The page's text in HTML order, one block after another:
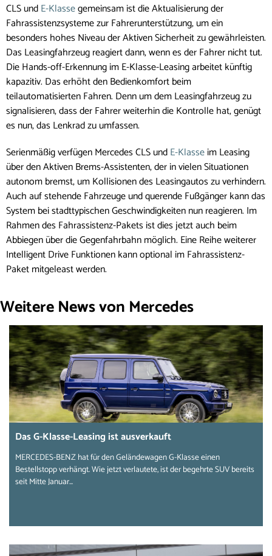
CLS undE-Klassegemeinsam ist die Aktualisierung der
Fahrassistenzsysteme zur Fahrerunterstützung, um ein
besonders hohes Niveau der Aktiven Sicherheit zu gewährleisten.
Das Leasingfahrzeug reagiert dann, wenn es der Fahrer nicht tut.
Die Hands-off-Erkennung im E-Klasse-Leasing arbeitet künftig
kapazitiv. Das erhöht den Bedienkomfort beim
teilautomatisierten Fahren. Denn um dem Leasingfahrzeug zu
signalisieren, dass der Fahrer weiterhin die Kontrolle hat, genügt
es nun, das Lenkrad zu umfassen.
Serienmäßig verfügen Mercedes CLS undE-Klasseim Leasing
über den Aktiven Brems-Assistenten, der in vielen Situationen
autonom bremst, um Kollisionen des Leasingautos zu verhindern.
Auch auf stehende Fahrzeuge und querende Fußgänger kann das
System bei stadttypischen Geschwindigkeiten nun reagieren. Im
Rahmen des Fahrassistenz-Pakets ist dies jetzt auch beim
Abbiegen über die Gegenfahrbahn möglich. Eine Reihe weiterer
Intelligent Drive Funktionen kann optional im Fahrassistenz-
Paket mitgeleast werden.
Weitere News von Mercedes
Das G-Klasse-Leasing ist ausverkauft
MERCEDES-BENZ hat für den Geländewagen G-Klasse einen
Bestellstopp verhängt. Wie jetzt verlautete, ist der begehrte SUV bereits
seit Mitte Januar...